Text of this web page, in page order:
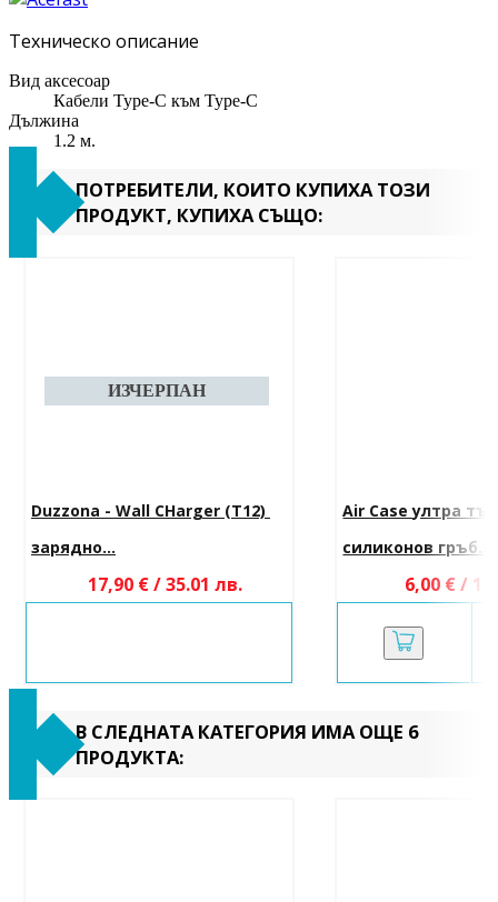
Техническо описание
Вид аксесоар
Кабели Type-C към Type-C
Дължина
1.2 м.
ПОТРЕБИТЕЛИ, КОИТО КУПИХА ТОЗИ
ПРОДУКТ, КУПИХА СЪЩО:
Duzzona - Wall CHarger (T12)
зарядно...
17,90 € / 35.01 лв.
Air Case ултра
силиконов гръб...
6,00 € /
В СЛЕДНАТА КАТЕГОРИЯ ИМА ОЩЕ 6
ПРОДУКТА: